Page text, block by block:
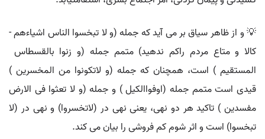
💡 و از ظاهر سياق بر مى آيد كه جمله (و لا تبخسوا الناس اشياءهم -
كالا و متاع مردم راكم ندهيد) متمم جمله (و زنوا بالقسطاس ‍
المستقيم ) است، همچنان كه جمله (و لاتكونوا من المخسرين )
قيدى است متمم جمله (اوفواالكيل ) و جمله (و لا تعثوا فى الارض
مفسدين ) تاكيد هر دو نهى، يعنى نهى در (لاتخسروا) و نهى در (لا
تبخسوا) است و اثر شوم كم فروشى را بيان مى كند.